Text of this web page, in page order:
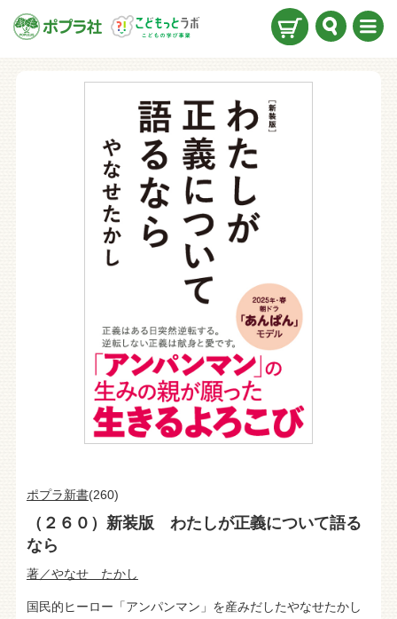
ポプラ新書(260)
（２６０）新装版 わたしが正義について語る
なら
著／やなせ たかし
国民的ヒーロー「アンパンマン」を産みだしたやなせたかし